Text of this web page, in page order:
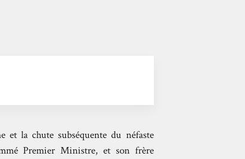
et la chute subséquente du néfaste
Premier Ministre, et son frère